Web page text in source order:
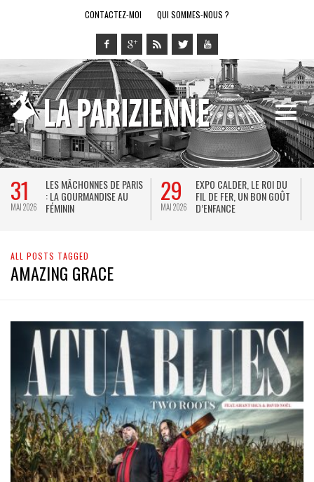
CONTACTEZ-MOI QUI SOMMES-NOUS ?
31
MAI 2026
LES MÂCHONNES DE PARIS
: LA GOURMANDISE AU
FÉMININ
29
MAI 2026
EXPO CALDER, LE ROI DU
FIL DE FER, UN BON GOÛT
D’ENFANCE
ALL POSTS TAGGED
AMAZING GRACE